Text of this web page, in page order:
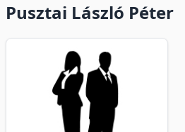
Pusztai László Péter